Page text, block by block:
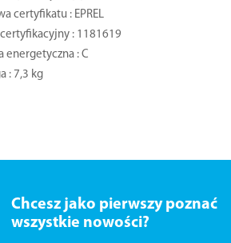
certyfikatu : EPREL
certyfikacyjny : 1181619
energetyczna : C
: 7,3 kg
Chcesz jako pierwszy poznać
wszystkie nowości?